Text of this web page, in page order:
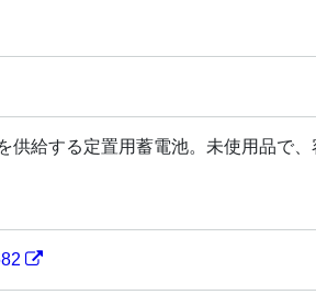
供給する定置用蓄電池。未使用品で